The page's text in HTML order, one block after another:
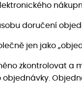
doručení
jen jako
zkontrolovat a